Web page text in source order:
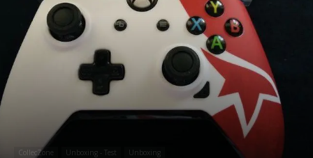
CollecZone Unboxing - Test Unboxing